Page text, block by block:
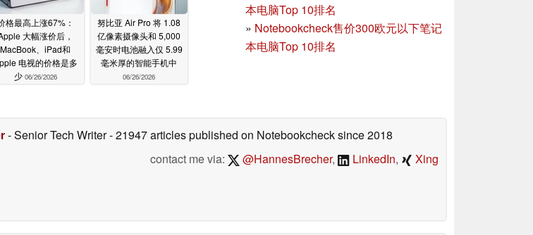
本电脑Top 10排名
» Notebookcheck售价300欧元以下笔记
本电脑Top 10排名
格最高上涨67%：
大幅涨价后，
MacBook、iPad和
电视的价格是多
少 06/26/2026
努比亚 Air Pro 将 1.08
亿像素摄像头和 5,000
毫安时电池融入仅 5.99
毫米厚的智能手机中
06/26/2026
- Senior Tech Writer- 21947 articles published on Notebookchecksince 2018
contact me via:
@HannesBrecher, LinkedIn, Xing